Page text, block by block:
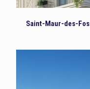
Saint-Maur-des-